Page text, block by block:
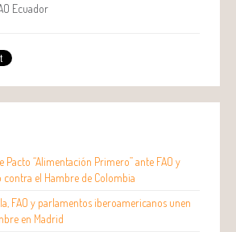
Ecuador
Pacto “Alimentación Primero” ante FAO y
contra el Hambre de Colombia
FAO y parlamentos iberoamericanos unen
en Madrid